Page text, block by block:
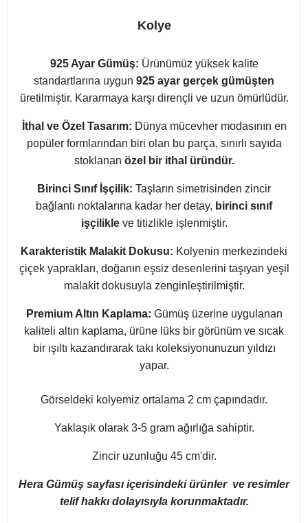
Kolye
925 Ayar Gümüş: Ürünümüz yüksek kalite
standartlarına uygun 925 ayar gerçek gümüşten
üretilmiştir. Kararmaya karşı dirençli ve uzun ömürlüdür.
İthal ve Özel Tasarım: Dünya mücevher modasının en
popüler formlarından biri olan bu parça, sınırlı sayıda
stoklanan özel bir ithal üründür.
Birinci Sınıf İşçilik: Taşların simetrisinden zincir
bağlantı noktalarına kadar her detay, birinci sınıf
işçilikleve titizlikle işlenmiştir.
Karakteristik Malakit Dokusu: Kolyenin merkezindeki
çiçek yaprakları, doğanın eşsiz desenlerini taşıyan yeşil
malakit dokusuyla zenginleştirilmiştir.
Premium Altın Kaplama: Gümüş üzerine uygulanan
kaliteli altın kaplama, ürüne lüks bir görünüm ve sıcak
bir ışıltı kazandırarak takı koleksiyonunuzun yıldızı
yapar.
Görseldeki kolyemiz ortalama 2 cm çapındadır.
Yaklaşık olarak 3-5 gram ağırlığa sahiptir.
Zincir uzunluğu 45 cm'dir.
Hera Gümüş sayfası içerisindeki ürünler ve resimler
telif hakkı dolayısıyla korunmaktadır.